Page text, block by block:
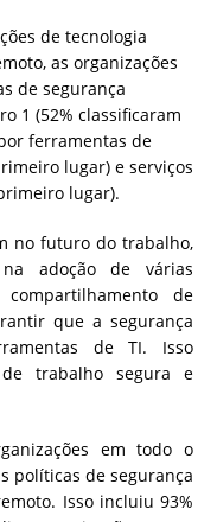
de tecnologia
as organizações
de segurança
1 (52% classificaram
ferramentas de
lugar) e serviços
lugar).
no futuro do trabalho,
adoção de várias
de
que a segurança
de TI. Isso
trabalho segura e
em todo o
políticas de segurança
Isso incluiu 93%